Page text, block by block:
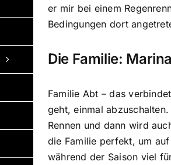
er mir bei einem
Bedingungen dort
Die Familie:
Familie Abt – das
geht, einmal
Rennen und dann wird
die Familie perfekt, um
während der Saison viel